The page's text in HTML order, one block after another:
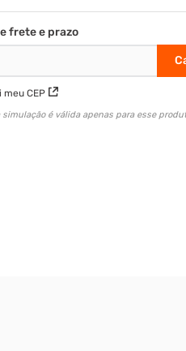
meu CEP
simulação é válida apenas para esse